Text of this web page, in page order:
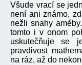
Všude vrací se
není ani známo,
nežli snahy
tomto i v onom
uskutečňuje se
pravdivost
na ráz, až do